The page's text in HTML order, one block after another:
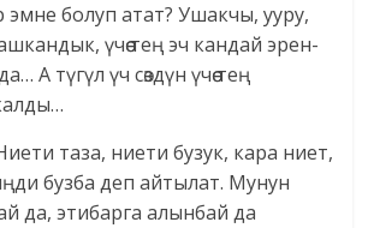
эмне болуп атат? Ушакчы, ууру,
үчөө тең эч кандай эрен-
А түгүл үч сөздүн үчөө тең
таза, ниети бузук, кара ниет,
бузба деп айтылат. Мунун
да, этибарга алынбай да